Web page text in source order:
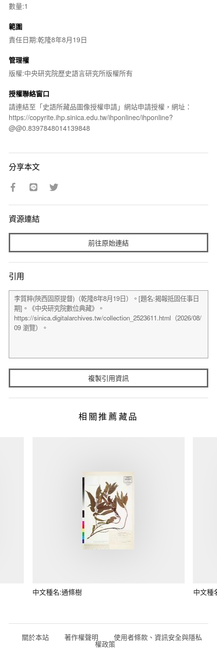
數量:1
範圍
責任日期:乾隆8年8月19日
管理權
版權:中央研究院歷史語言研究所版權所有
授權聯絡窗口
請連結至「史語所藏品圖像授權申請」網站申請授權，網址：
https://copyrite.ihp.sinica.edu.tw/ihponlinec/ihponline?
@@0.8397848014139848
分享本文
資源連結
前往原始連結
引用
複製引用資訊
相關推薦藏品
中文種名:通條樹 中文種
關於本站 著作權聲明 使用者條款、資訊安全與隱私
權政策